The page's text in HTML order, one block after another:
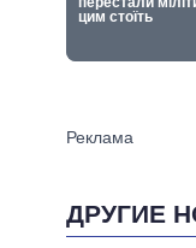
ДРУГИЕ